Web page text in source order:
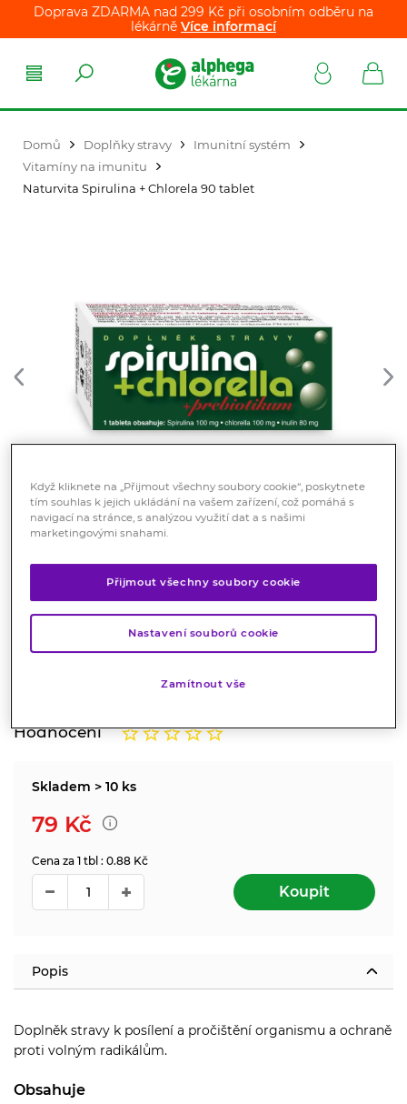
Doprava ZDARMA nad 299 Kč při osobním odběru na
lékárně Více informací
Domů Doplňky stravy
Imunitní systém
Vitamíny na imunitu
Naturvita Spirulina + Chlorela 90 tablet
Naturvita Spirulina + Chlorela
90 tablet
Doplněk stravy
Doplněk stravy k posílení a pročištění organismu a
Hodnocení
Skladem > 10 ks
79 Kč
Cena za 1 tbl : 0.88 Kč
Koupit
Popis
Doplněk stravy k posílení a pročištění organismu a ochraně
proti volným radikálům.
Obsahuje
Když kliknete na „Přijmout všechny soubory cookie“, poskytnete
tím souhlas k jejich ukládání na vašem zařízení, což pomáhá s
navigací na stránce, s analýzou využití dat a s našimi
marketingovými snahami.
Přijmout všechny soubory cookie
Nastavení souborů cookie
Zamítnout vše